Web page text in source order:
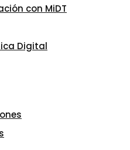
con MiDT
Digital